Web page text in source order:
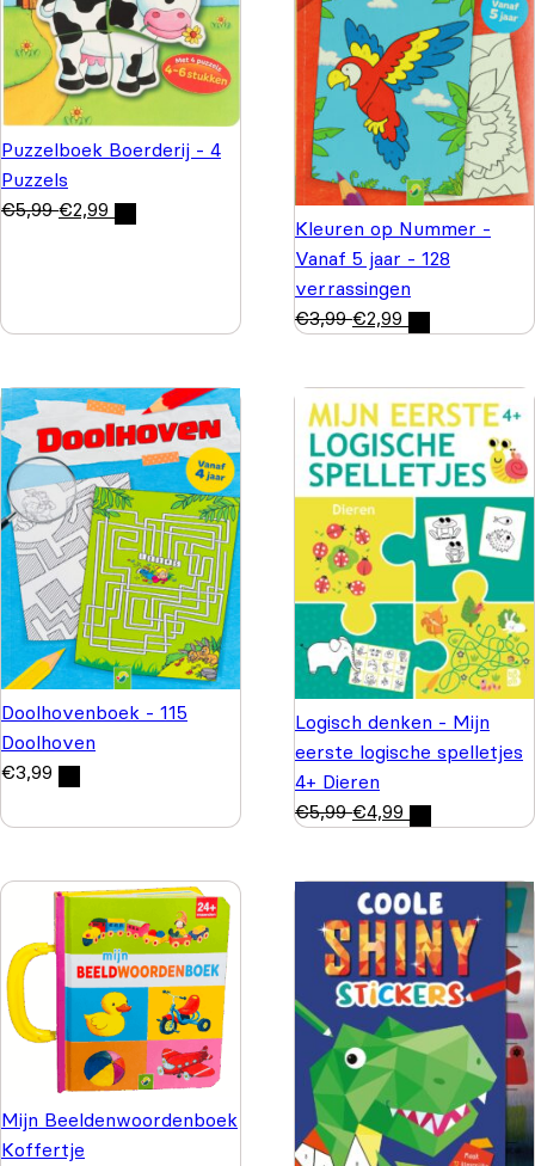
Puzzelboek Boerderij - 4
Puzzels
€5,99 €2,99
Kleuren op Nummer -
Vanaf 5 jaar - 128
verrassingen
€3,99 €2,99
Doolhovenboek - 115
Doolhoven
€3,99
Logisch denken - Mijn
eerste logische spelletjes
4+ Dieren
€5,99 €4,99
Mijn Beeldenwoordenboek
Koffertje